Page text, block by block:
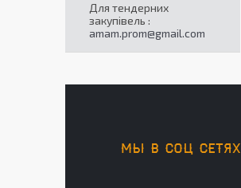
Для тендерних
закупівель
amam.prom@gmail.com
МЫ В СОЦ СЕТЯХ